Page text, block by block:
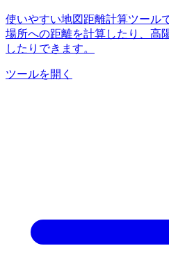
使いやすい地図距離計算ツール
場所への距離を計算したり、高
したりできます。
ツールを開く